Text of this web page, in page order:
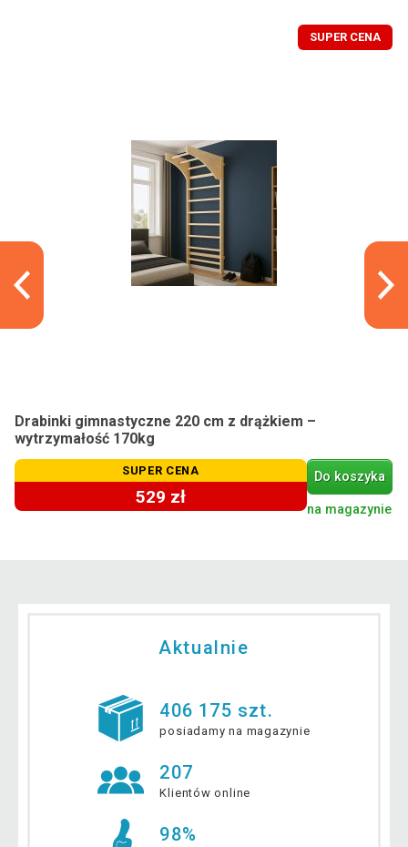
SUPER CENA
Drabinki gimnastyczne 220 cm z drążkiem –
wytrzymałość 170kg
SUPER CENA
529 zł
Do koszyka
na magazynie
Aktualnie
406 175 szt.
posiadamy na magazynie
207
Klientów online
98%